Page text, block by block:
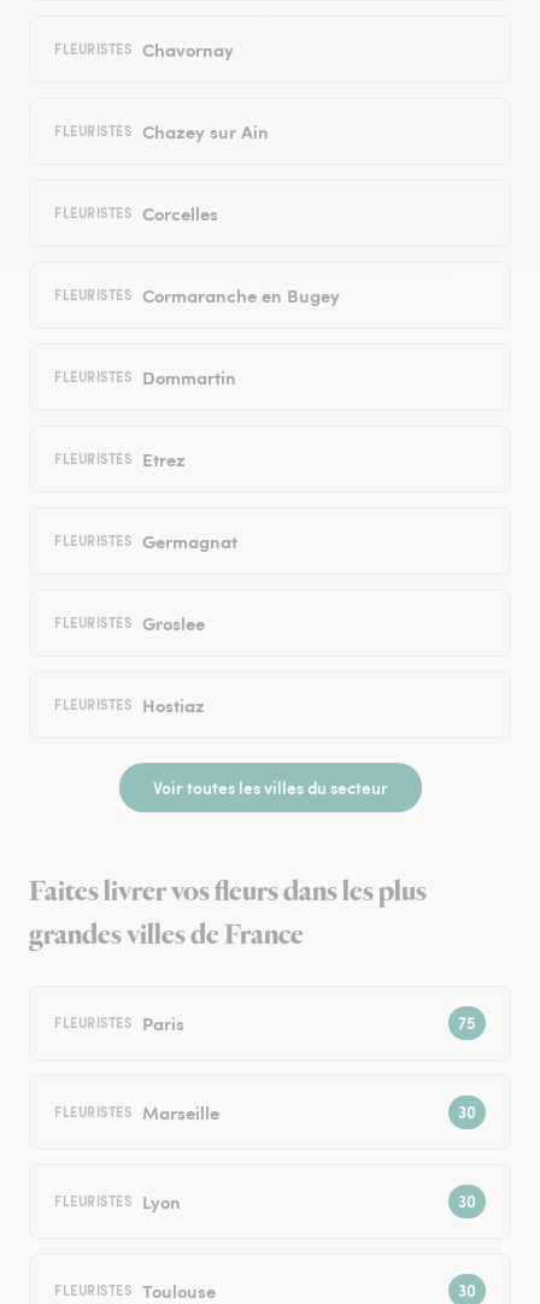
FLEURISTES Chavornay
FLEURISTES Chazey sur Ain
FLEURISTES Corcelles
FLEURISTES Cormaranche en Bugey
FLEURISTES Dommartin
FLEURISTES Etrez
FLEURISTES Germagnat
FLEURISTES Groslee
FLEURISTES Hostiaz
Voir toutes les villes du secteur
Faites livrer vos fleurs dans les plus
grandes villes de France
FLEURISTES Paris
FLEURISTES Marseille
FLEURISTES Lyon
FLEURISTES Toulouse